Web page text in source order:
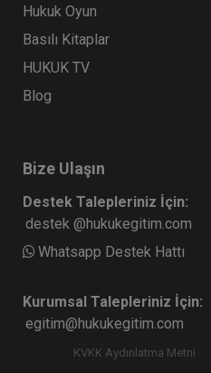
Hukuk Oyun
Basılı Kitaplar
HUKUK TV
Blog
Bize Ulaşın
Destek Talepleriniz İçin:
destek @hukukegitim.com
Whatsapp Destek Hattı
Kurumsal Talepleriniz İçin:
egitim@hukukegitim.com
KVKK Aydınlatma Metni